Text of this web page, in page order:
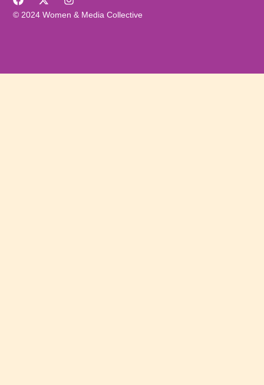
© 2024 Women & Media Collective